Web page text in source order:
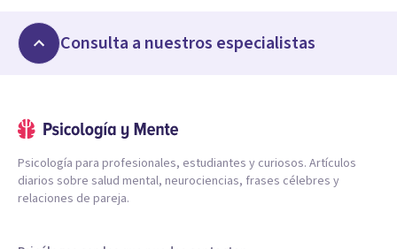
Consulta a nuestros especialistas
Psicología para profesionales, estudiantes y curiosos. Artículos
diarios sobre salud mental, neurociencias, frases célebres y
relaciones de pareja.